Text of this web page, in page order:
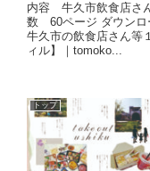
内容 牛久市飲食店さ
数 60ページ ダウンロ
牛久市の飲食店さん等
ィル】｜tomoko...
トップ